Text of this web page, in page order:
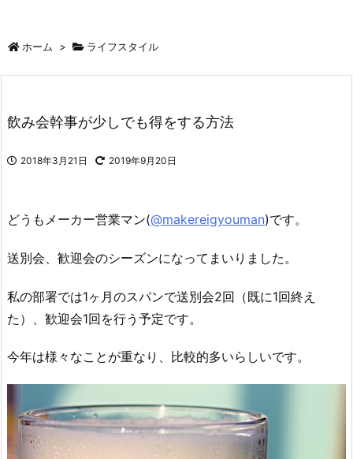
ホーム > ライフスタイル
飲み会幹事が少しでも得をする方法
2018年3月21日 2019年9月20日
どうもメーカー営業マン(@makereigyouman)です。
送別会、歓迎会のシーズンになってまいりました。
私の部署では1ヶ月のスパンで送別会2回（既に1回終え
た）、歓迎会1回を行う予定です。
今年は様々なことが重なり、比較的多いらしいです。